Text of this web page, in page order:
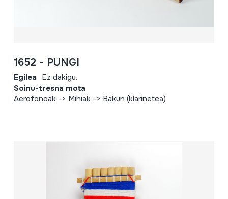
1652 - PUNGI
Egilea Ez dakigu.
Soinu-tresna mota
Aerofonoak -> Mihiak -> Bakun (klarinetea)